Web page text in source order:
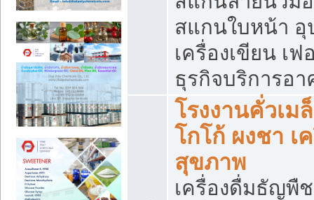
สแกนใบหน้า
เครื่องเขียน เ
ธุรกิจบริการอ
โรงงานคั่วเม
โกโก้ ผงชา เ
สุขภาพ
เครื่องดื่มธัญพื